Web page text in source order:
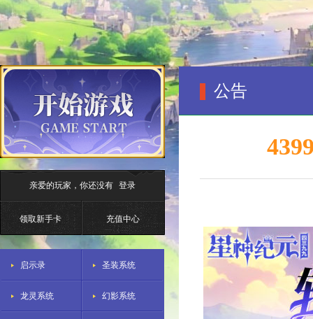
亲爱的玩家，你还没有 登录
领取新手卡 充值中心
启示录 圣装系统
龙灵系统 幻影系统
公告